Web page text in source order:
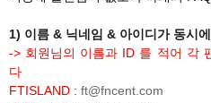
1) 이름 & 닉네임 & 아이디가 동시
-> 회원님의 이름과 ID 를 적어 각
다
FTISLAND : ft@fncent.com